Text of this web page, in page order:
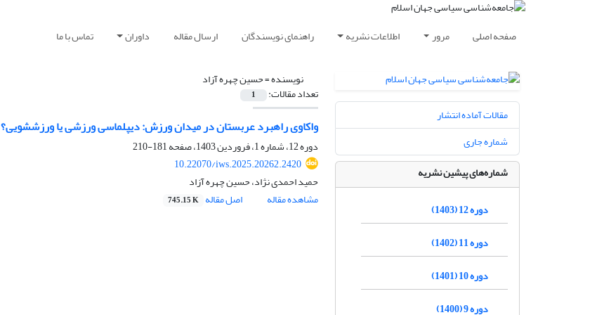
صفحه اصلی مرور اطلاعات نشریه راهنمای نویسندگان ارسال مقاله داوران تماس با ما
نویسنده =حسین چهره آزاد
تعداد مقالات: 1
واکاوی راهبرد عربستان در میدان ورزش: دیپلماسی ورزشی یا ورزش‏شویی؟
دوره 12، شماره 1، فروردین 1403، صفحه
181-210
10.22070/iws.2025.20262.2420
حمید احمدی نژاد، حسین چهره آزاد
مشاهده مقاله
اصل مقاله 745.15 K
مقالات آماده انتشار
شماره جاری
شماره‌های پیشین نشریه
دوره 12 (1403)
دوره 11 (1402)
دوره 10 (1401)
دوره 9 (1400)